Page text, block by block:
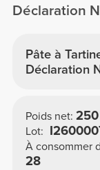
Déclaration
Pâte à
Déclaration
Poids net:
Lot:
À consommer
28